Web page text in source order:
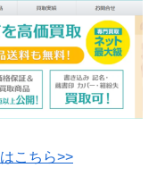
こちら>>